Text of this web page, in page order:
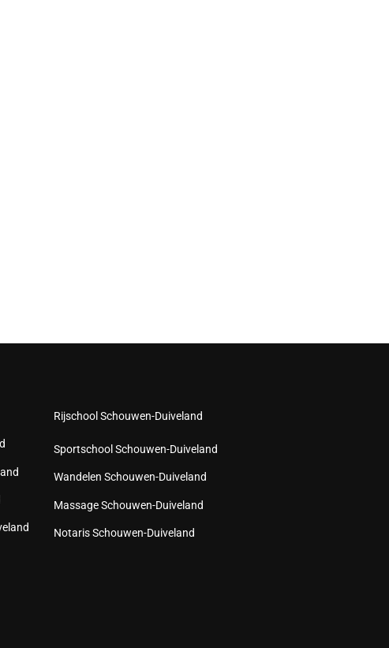
Rijschool Schouwen-Duiveland
Sportschool Schouwen-Duiveland
Wandelen Schouwen-Duiveland
Massage Schouwen-Duiveland
Notaris Schouwen-Duiveland